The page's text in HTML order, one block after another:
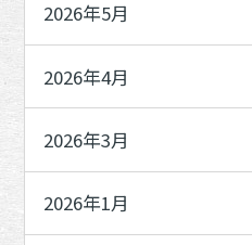
2026年5月
2026年4月
2026年3月
2026年1月